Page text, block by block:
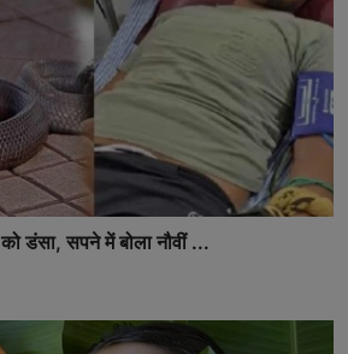
डंसा, सपने में बोला नौवीं ...